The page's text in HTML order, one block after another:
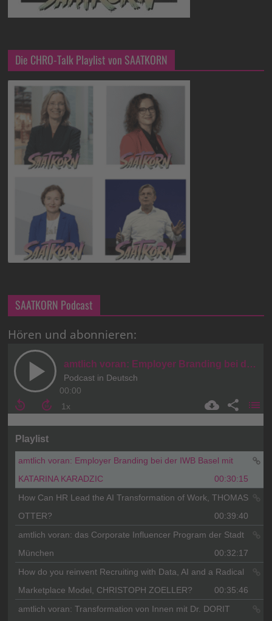
Die CHRO-Talk Playlist von SAATKORN
SAATKORN Podcast
Hören und abonnieren: